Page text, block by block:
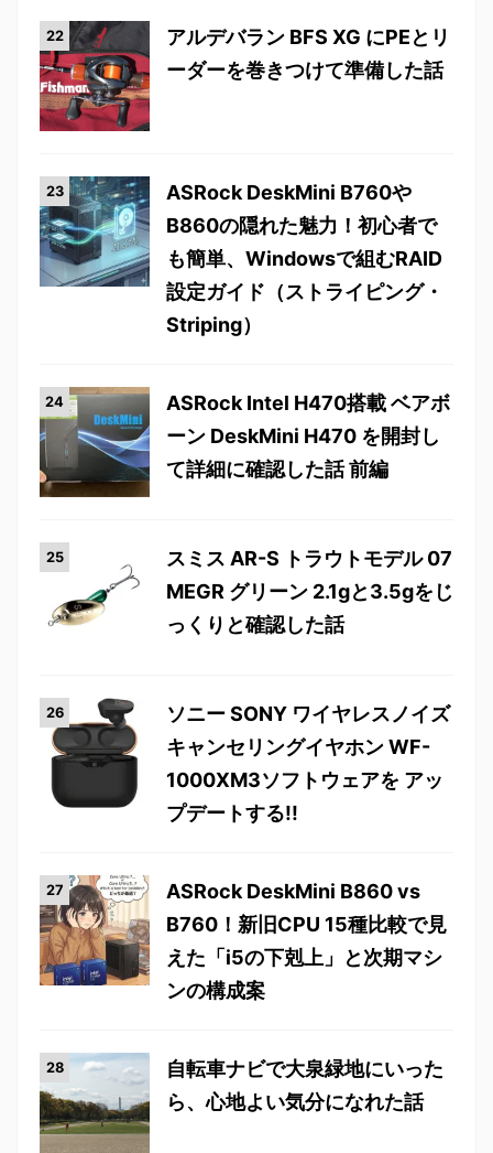
アルデバラン BFS XG にPEとリ
ーダーを巻きつけて準備した話
ASRock DeskMini B760や
B860の隠れた魅力！初心者で
も簡単、Windowsで組むRAID
設定ガイド（ストライピング・
Striping）
ASRock Intel H470搭載 ベアボ
ーン DeskMini H470 を開封し
て詳細に確認した話 前編
スミス AR-S トラウトモデル 07
MEGR グリーン 2.1gと3.5gをじ
っくりと確認した話
ソニー SONY ワイヤレスノイズ
キャンセリングイヤホン WF-
1000XM3ソフトウェアを アッ
プデートする!!
ASRock DeskMini B860 vs
B760！新旧CPU 15種比較で見
えた「i5の下剋上」と次期マシ
ンの構成案
自転車ナビで大泉緑地にいった
ら、心地よい気分になれた話